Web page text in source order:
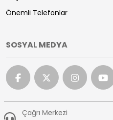
Önemli Telefonlar
SOSYAL MEDYA
Çağrı Merkezi